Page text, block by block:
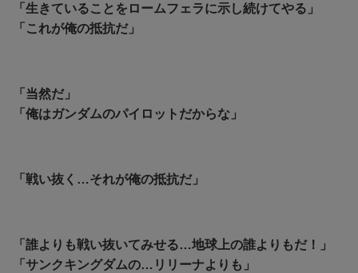
「 生きていることをロームフェラに示し続けてやる」
「 これが俺の抵抗だ」
「当然だ」
「俺はガンダムのパイロットだからな」
「戦い抜く…それが俺の抵抗だ」
「誰よりも戦い抜いてみせる…地球上の誰よりもだ！」
「サンクキングダムの…リリーナよりも」